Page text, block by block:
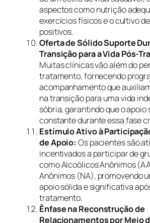
aspectos como nutrição
exercícios físicos e o cultivo
positivos.
Oferta de Sólido Suporte
Transição para a Vida Pós-
Muitas clínicas vão além do
tratamento, fornecendo
acompanhamento que
na transição para uma vida
sóbria, garantindo que o apoio
constante durante essa fase
Estímulo Ativo à
de Apoio: Os pacientes são
incentivados a participar de
como Alcoólicos Anônimos
Anônimos (NA), promovendo
apoio sólida e significativa
tratamento.
Ênfase na Reconstrução de
Relacionamentos por Meio